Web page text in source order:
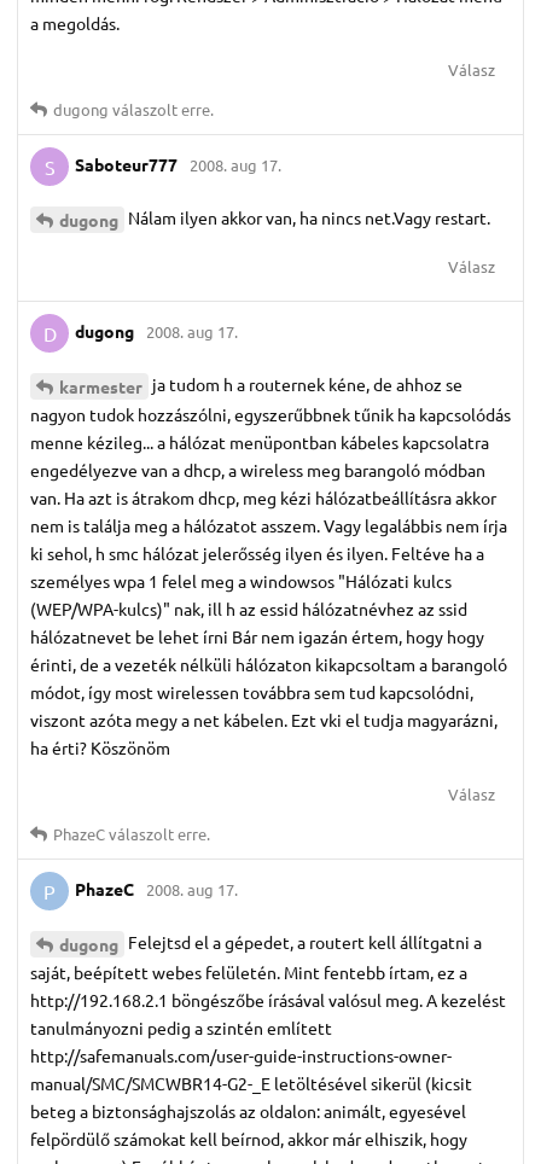
a megoldás.
Válasz
dugong válaszolt erre.
S Saboteur777 2008. aug 17.
dugong Nálam ilyen akkor van, ha nincs net.Vagy restart.
Válasz
D dugong 2008. aug 17.
karmester ja tudom h a routernek kéne, de ahhoz se
nagyon tudok hozzászólni, egyszerűbbnek tűnik ha kapcsolódás
menne kézileg... a hálózat menüpontban kábeles kapcsolatra
engedélyezve van a dhcp, a wireless meg barangoló módban
van. Ha azt is átrakom dhcp, meg kézi hálózatbeállításra akkor
nem is találja meg a hálózatot asszem. Vagy legalábbis nem írja
ki sehol, h smc hálózat jelerősség ilyen és ilyen. Feltéve ha a
személyes wpa 1 felel meg a windowsos "Hálózati kulcs
(WEP/WPA-kulcs)" nak, ill h az essid hálózatnévhez az ssid
hálózatnevet be lehet írni Bár nem igazán értem, hogy hogy
érinti, de a vezeték nélküli hálózaton kikapcsoltam a barangoló
módot, így most wirelessen továbbra sem tud kapcsolódni,
viszont azóta megy a net kábelen. Ezt vki el tudja magyarázni,
ha érti? Köszönöm
Válasz
PhazeCválaszolt erre.
P PhazeC 2008. aug 17.
dugong Felejtsd el a gépedet, a routert kell állítgatni a
saját, beépített webes felületén. Mint fentebb írtam, ez a
http://192.168.2.1 böngészőbe írásával valósul meg. A kezelést
tanulmányozni pedig a szintén említett
http://safemanuals.com/user-guide-instructions-owner-
manual/SMC/SMCWBR14-G2-_E letöltésével sikerül (kicsit
beteg a biztonsághajszolás az oldalon: animált, egyesével
felpördülő számokat kell beírnod, akkor már elhiszik, hogy